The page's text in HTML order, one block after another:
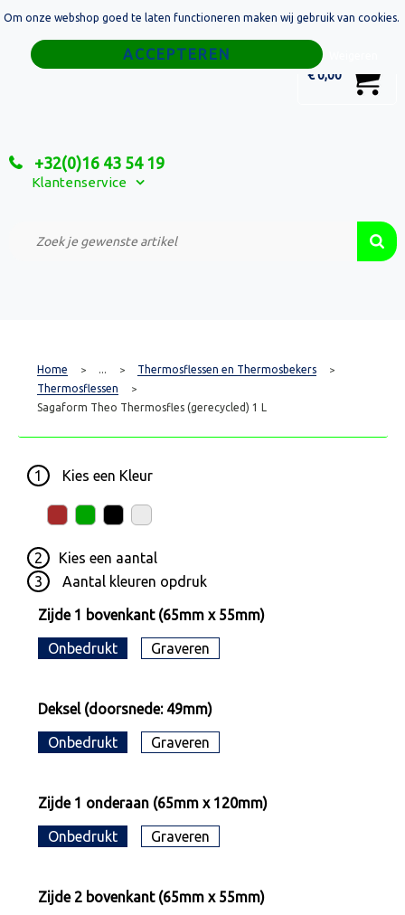
€ 0,00
+32(0)16 43 54 19
Klantenservice
Home
Relatiegeschenken
Custom Made Projecten
Home > ... > Thermosflessen en Thermosbekers >
Thermosflessen >
Sagaform Theo Thermosfles (gerecycled) 1 L
1 Kies een Kleur
2 Kies een aantal
3
Aantal kleuren opdruk
Zijde 1 bovenkant (65mm x 55mm)
Onbedrukt Graveren
Deksel (doorsnede: 49mm)
Onbedrukt Graveren
Zijde 1 onderaan (65mm x 120mm)
Onbedrukt Graveren
Zijde 2 bovenkant (65mm x 55mm)
Om onze webshop goed te laten functioneren maken wij gebruik van cookies.